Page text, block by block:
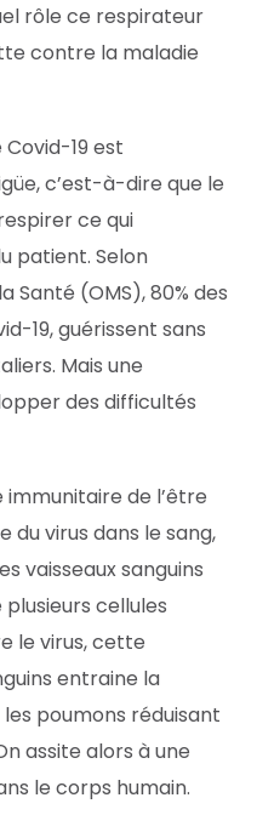
rôle ce respirateur
contre la maladie
Covid-19 est
c’est-à-dire que le
ce qui
patient. Selon
Santé (OMS), 80% des
19, guérissent sans
Mais une
des difficultés
de l’être
virus dans le sang,
vaisseaux sanguins
cellules
le virus, cette
entraine la
poumons réduisant
assite alors à une
le corps humain.